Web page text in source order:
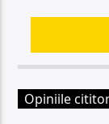
Opiniile